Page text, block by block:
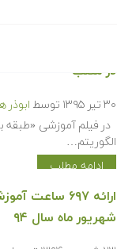
در متلب
۳۰ تیر ۱۳۹۵ توسط ابوذر
الگوریتم…
ادامه مطلب
ارائه ۶۹۷
شهریور ماه سال ۹۴